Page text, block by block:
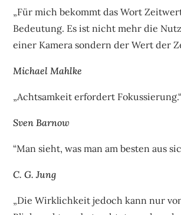
„Für mich bekommt das Wort
Bedeutung. Es ist nicht mehr die
einer Kamera sondern der Wert der
Michael Mahlke
„Achtsamkeit erfordert Fokussierung.“
Sven Barnow
“Man sieht, was man am besten aus
C. G. Jung
„Die Wirklichkeit jedoch kann nur